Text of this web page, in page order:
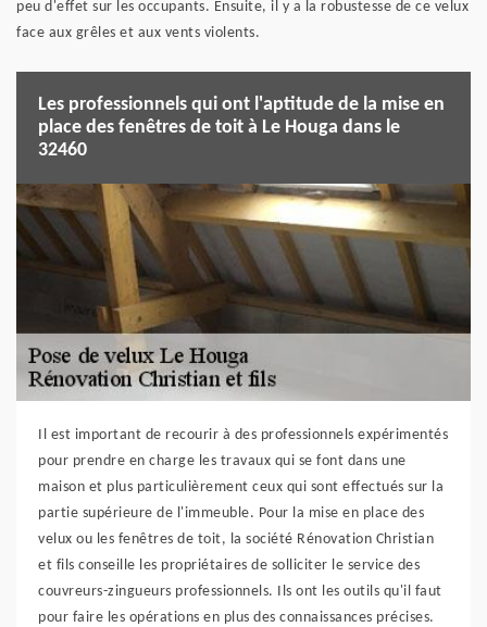
peu d'effet sur les occupants. Ensuite, il y a la robustesse de ce velux
face aux grêles et aux vents violents.
Les professionnels qui ont l'aptitude de la mise en
place des fenêtres de toit à Le Houga dans le
32460
Il est important de recourir à des professionnels expérimentés
pour prendre en charge les travaux qui se font dans une
maison et plus particulièrement ceux qui sont effectués sur la
partie supérieure de l'immeuble. Pour la mise en place des
velux ou les fenêtres de toit, la société Rénovation Christian
et fils conseille les propriétaires de solliciter le service des
couvreurs-zingueurs professionnels. Ils ont les outils qu'il faut
pour faire les opérations en plus des connaissances précises.